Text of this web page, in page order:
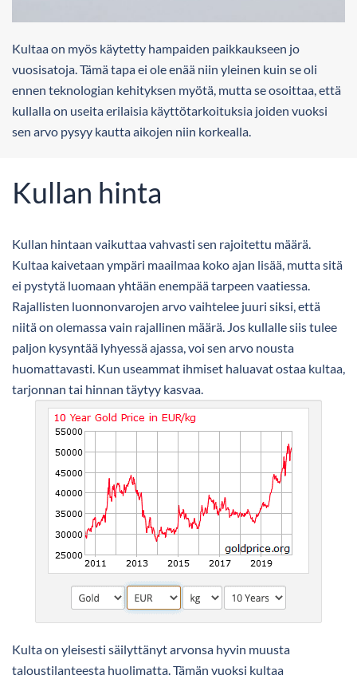
Kultaa on myös käytetty hampaiden paikkaukseen jo
vuosisatoja. Tämä tapa ei ole enää niin yleinen kuin se oli
ennen teknologian kehityksen myötä, mutta se osoittaa, että
kullalla on useita erilaisia käyttötarkoituksia joiden vuoksi
sen arvo pysyy kautta aikojen niin korkealla.
Kullan hinta
Kullan hintaan vaikuttaa vahvasti sen rajoitettu määrä.
Kultaa kaivetaan ympäri maailmaa koko ajan lisää, mutta sitä
ei pystytä luomaan yhtään enempää tarpeen vaatiessa.
Rajallisten luonnonvarojen arvo vaihtelee juuri siksi, että
niitä on olemassa vain rajallinen määrä. Jos kullalle siis tulee
paljon kysyntää lyhyessä ajassa, voi sen arvo nousta
huomattavasti. Kun useammat ihmiset haluavat ostaa kultaa,
tarjonnan tai hinnan täytyy kasvaa.
Kulta on yleisesti säilyttänyt arvonsa hyvin muusta
taloustilanteesta huolimatta. Tämän vuoksi kultaa